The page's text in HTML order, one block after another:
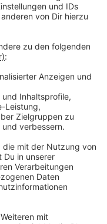
kostenlosen
Ob Nachrichten,
Aktionen - wir
sagen?